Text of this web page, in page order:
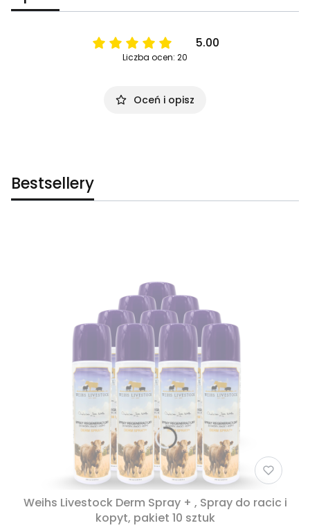
5.00
Liczba ocen: 20
Oceń i opisz
Bestsellery
Weihs Livestock Derm Spray + , Spray do racic i
kopyt, pakiet 10 sztuk